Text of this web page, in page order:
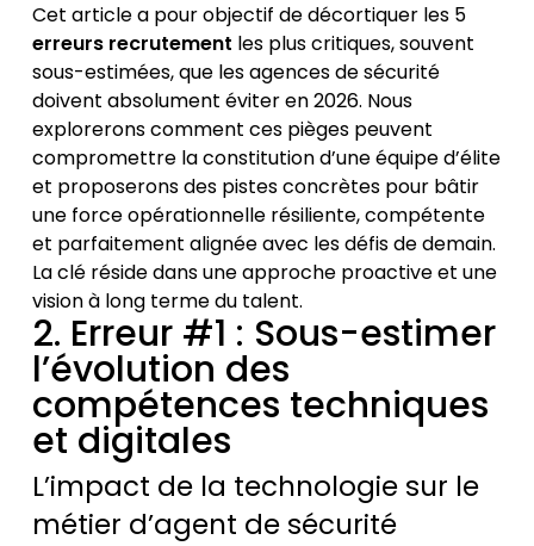
Cet article a pour objectif de décortiquer les 5
erreurs recrutement les plus critiques, souvent
sous-estimées, que les agences de sécurité
doivent absolument éviter en 2026. Nous
explorerons comment ces pièges peuvent
compromettre la constitution d’une équipe d’élite
et proposerons des pistes concrètes pour bâtir
une force opérationnelle résiliente, compétente
et parfaitement alignée avec les défis de demain.
La clé réside dans une approche proactive et une
vision à long terme du talent.
2. Erreur #1 : Sous-estimer
l’évolution des
compétences techniques
et digitales
L’impact de la technologie sur le
métier d’agent de sécurité